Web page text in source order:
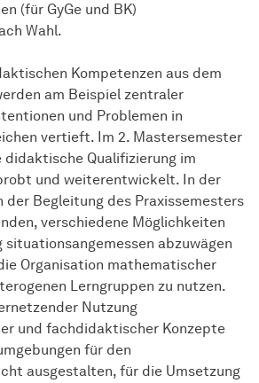
(für GyGe und BK)
Wahl.
Kompetenzen aus dem
am Beispiel zentraler
und Problemen in
vertieft. Im 2. Mastersemester
Qualifizierung im
und weiterentwickelt. In der
der Begleitung des Praxissemesters
verschiedene Möglichkeiten
situationsangemessen abzuwägen
Organisation mathematischer
Lerngruppen zu nutzen.
Nutzung
und fachdidaktischer Konzepte
für den
ausgestalten, für die Umsetzung